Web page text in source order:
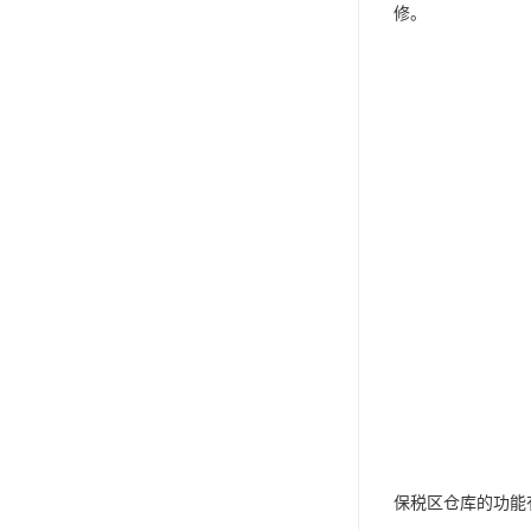
修。
保税区仓库的功能